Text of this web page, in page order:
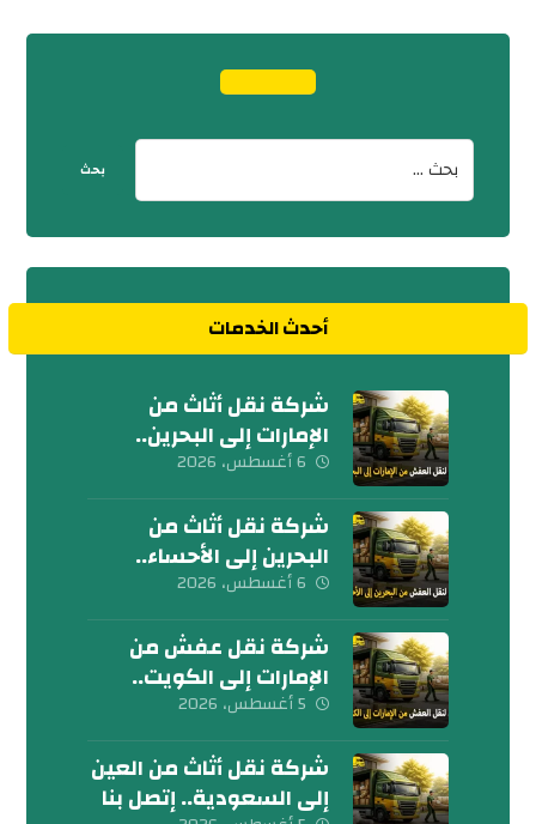
أحدث الخدمات
شركة نقل أثاث من
الإمارات إلى البحرين..
كلمنا الآن
6 أغسطس، 2026
شركة نقل أثاث من
البحرين إلى الأحساء..
إتصل بنا الآن
6 أغسطس، 2026
شركة نقل عفش من
الإمارات إلى الكويت..
تواصل معنا الآن
5 أغسطس، 2026
شركة نقل أثاث من العين
إلى السعودية.. إتصل بنا